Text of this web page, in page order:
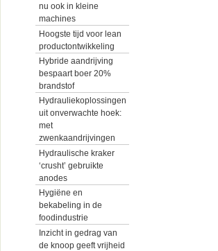
nu ook in kleine
machines
Hoogste tijd voor lean
productontwikkeling
Hybride aandrijving
bespaart boer 20%
brandstof
Hydrauliekoplossingen
uit onverwachte hoek:
met
zwenkaandrijvingen
Hydraulische kraker
‘crusht’ gebruikte
anodes
Hygiëne en
bekabeling in de
foodindustrie
Inzicht in gedrag van
de knoop geeft vrijheid